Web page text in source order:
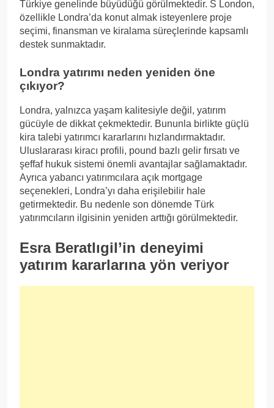
Türkiye genelinde büyüdüğü görülmektedir. S London,
özellikle Londra’da konut almak isteyenlere proje
seçimi, finansman ve kiralama süreçlerinde kapsamlı
destek sunmaktadır.
Londra yatırımı neden yeniden öne
çıkıyor?
Londra, yalnızca yaşam kalitesiyle değil, yatırım
gücüyle de dikkat çekmektedir. Bununla birlikte güçlü
kira talebi yatırımcı kararlarını hızlandırmaktadır.
Uluslararası kiracı profili, pound bazlı gelir fırsatı ve
şeffaf hukuk sistemi önemli avantajlar sağlamaktadır.
Ayrıca yabancı yatırımcılara açık mortgage
seçenekleri, Londra’yı daha erişilebilir hale
getirmektedir. Bu nedenle son dönemde Türk
yatırımcıların ilgisinin yeniden arttığı görülmektedir.
Esra Beratlıgil’in deneyimi
yatırım kararlarına yön veriyor